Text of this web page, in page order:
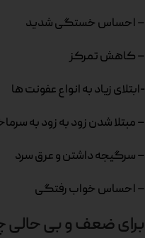
– احساس خستگی شدید
– کاهش تمرکز
-ابتلای زیاد به انواع عفونت ها
– مبتلا شدن زود به زود به
– سرگیجه داشتن و عرق سرد
– احساس خواب رفتگی
برای ضعف و بی حالی